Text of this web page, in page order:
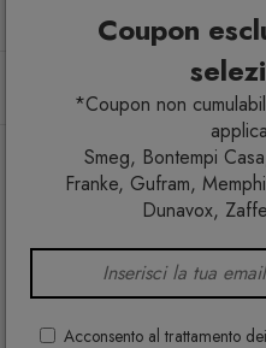
Coupon
*Coupon non
Smeg, Bontempi
Franke, Gufram,
Dunavox,
Acconsento al trattamento
Memphis